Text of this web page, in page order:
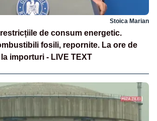
Stoica Marian
de consum energetic.
fosili, repornite. La ore de
importuri - LIVE TEXT